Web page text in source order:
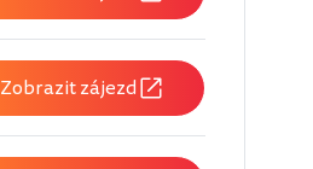
Zobrazit zájezd